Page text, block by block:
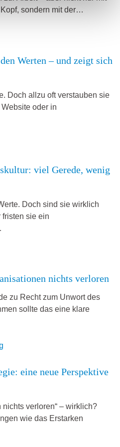
sondern mit der…
Werten – und zeigt sich
Doch allzu oft verstauben sie
oder in
viel Gerede, wenig
Doch sind sie wirklich
fristen sie ein
nichts verloren
zu Recht zum Unwort des
sollte das eine klare
eine neue Perspektive
verloren“ – wirklich?
wie das Erstarken